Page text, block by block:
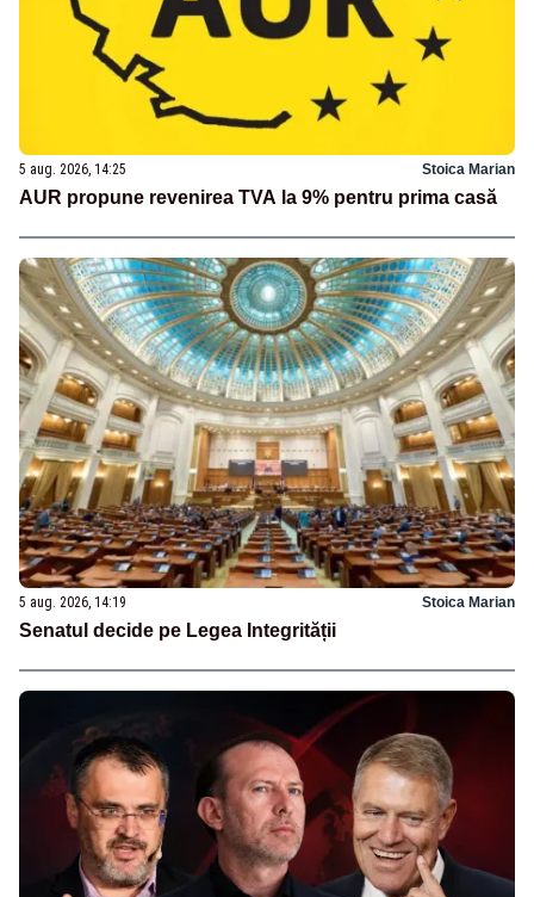
5 aug. 2026, 14:25 Stoica Marian
AUR propune revenirea TVA la 9% pentru prima casă
5 aug. 2026, 14:19 Stoica Marian
Senatul decide pe Legea Integrității